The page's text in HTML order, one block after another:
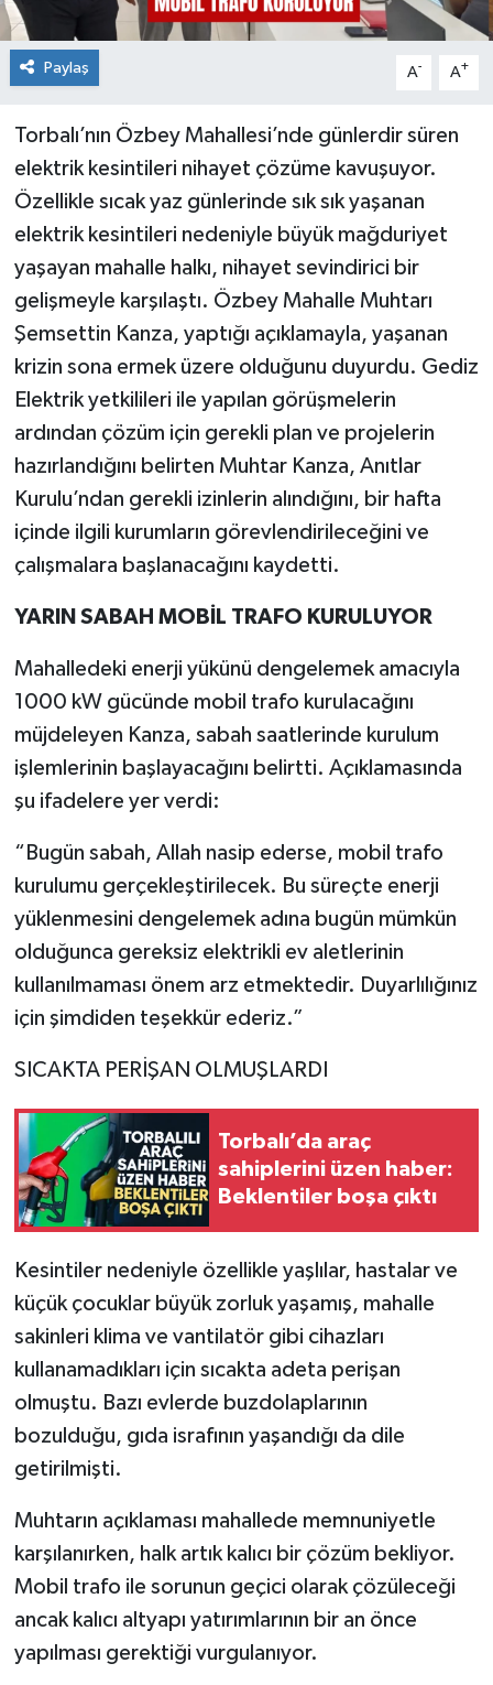
Paylaş A- A+
Torbalı’nın Özbey Mahallesi’nde günlerdir süren
elektrik kesintileri nihayet çözüme kavuşuyor.
Özellikle sıcak yaz günlerinde sık sık yaşanan
elektrik kesintileri nedeniyle büyük mağduriyet
yaşayan mahalle halkı, nihayet sevindirici bir
gelişmeyle karşılaştı. Özbey Mahalle Muhtarı
Şemsettin Kanza, yaptığı açıklamayla, yaşanan
krizin sona ermek üzere olduğunu duyurdu. Gediz
Elektrik yetkilileri ile yapılan görüşmelerin
ardından çözüm için gerekli plan ve projelerin
hazırlandığını belirten Muhtar Kanza, Anıtlar
Kurulu’ndan gerekli izinlerin alındığını, bir hafta
içinde ilgili kurumların görevlendirileceğini ve
çalışmalara başlanacağını kaydetti.
YARIN SABAH MOBİL TRAFO KURULUYOR
Mahalledeki enerji yükünü dengelemek amacıyla
1000 kW gücünde mobil trafo kurulacağını
müjdeleyen Kanza, sabah saatlerinde kurulum
işlemlerinin başlayacağını belirtti. Açıklamasında
şu ifadelere yer verdi:
“Bugün sabah, Allah nasip ederse, mobil trafo
kurulumu gerçekleştirilecek. Bu süreçte enerji
yüklenmesini dengelemek adına bugün mümkün
olduğunca gereksiz elektrikli ev aletlerinin
kullanılmaması önem arz etmektedir. Duyarlılığınız
için şimdiden teşekkür ederiz.”
SICAKTA PERİŞAN OLMUŞLARDI
Torbalı’da araç
sahiplerini üzen haber:
Beklentiler boşa çıktı
Kesintiler nedeniyle özellikle yaşlılar, hastalar ve
küçük çocuklar büyük zorluk yaşamış, mahalle
sakinleri klima ve vantilatör gibi cihazları
kullanamadıkları için sıcakta adeta perişan
olmuştu. Bazı evlerde buzdolaplarının
bozulduğu, gıda israfının yaşandığı da dile
getirilmişti.
Muhtarın açıklaması mahallede memnuniyetle
karşılanırken, halk artık kalıcı bir çözüm bekliyor.
Mobil trafo ile sorunun geçici olarak çözüleceği
ancak kalıcı altyapı yatırımlarının bir an önce
yapılması gerektiği vurgulanıyor.